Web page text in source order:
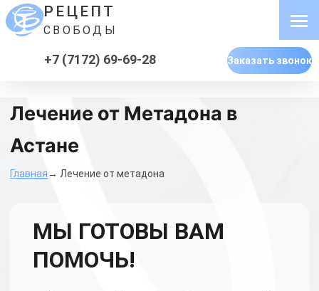
РЕЦЕПТ
СВОБОДЫ
+7 (7172) 69-69-28 Заказать звонок
Лечение от Метадона в
Астане
Главная→ Лечение от метадона
МЫ ГОТОВЫ ВАМ
ПОМОЧЬ!